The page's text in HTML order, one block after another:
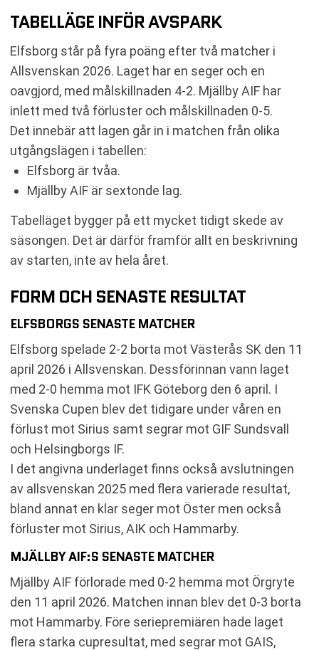
TABELLÄGE INFÖR AVSPARK
Elfsborg står på fyra poäng efter två matcher i
Allsvenskan 2026. Laget har en seger och en
oavgjord, med målskillnaden 4-2. Mjällby AIF har
inlett med två förluster och målskillnaden 0-5.
Det innebär att lagen går in i matchen från olika
utgångslägen i tabellen:
Elfsborg är tvåa.
Mjällby AIF är sextonde lag.
Tabelläget bygger på ett mycket tidigt skede av
säsongen. Det är därför framför allt en beskrivning
av starten, inte av hela året.
FORM OCH SENASTE RESULTAT
ELFSBORGS SENASTE MATCHER
Elfsborg spelade 2-2 borta mot Västerås SK den 11
april 2026 i Allsvenskan. Dessförinnan vann laget
med 2-0 hemma mot IFK Göteborg den 6 april. I
Svenska Cupen blev det tidigare under våren en
förlust mot Sirius samt segrar mot GIF Sundsvall
och Helsingborgs IF.
I det angivna underlaget finns också avslutningen
av allsvenskan 2025 med flera varierade resultat,
bland annat en klar seger mot Öster men också
förluster mot Sirius, AIK och Hammarby.
MJÄLLBY AIF:S SENASTE MATCHER
Mjällby AIF förlorade med 0-2 hemma mot Örgryte
den 11 april 2026. Matchen innan blev det 0-3 borta
mot Hammarby. Före seriepremiären hade laget
flera starka cupresultat, med segrar mot GAIS,